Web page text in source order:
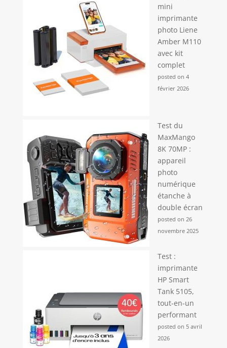
mini
imprimante
photo Liene
Amber M110
avec kit
complet
posted on 4
février 2026
Test du
MaxMango
8K 70MP :
appareil
photo
numérique
étanche à
double écran
posted on 26
novembre 2025
Test :
imprimante
HP Smart
Tank 5105,
tout-en-un
performant
posted on 5 avril
2026